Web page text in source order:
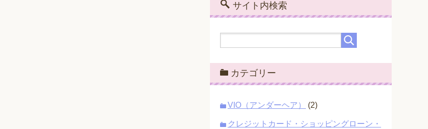
サイト内検索
カテゴリー
VIO（アンダーヘア） (2)
クレジットカード・ショッピングローン・